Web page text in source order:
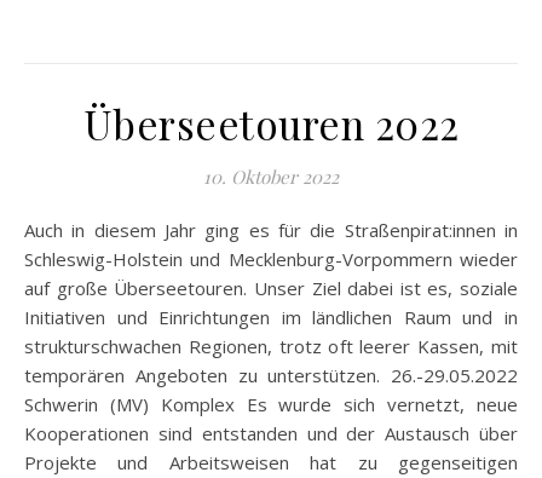
Überseetouren 2022
10. Oktober 2022
Auch in diesem Jahr ging es für die Straßenpirat:innen in
Schleswig-Holstein und Mecklenburg-Vorpommern wieder
auf große Überseetouren. Unser Ziel dabei ist es, soziale
Initiativen und Einrichtungen im ländlichen Raum und in
strukturschwachen Regionen, trotz oft leerer Kassen, mit
temporären Angeboten zu unterstützen. 26.-29.05.2022
Schwerin (MV) Komplex Es wurde sich vernetzt, neue
Kooperationen sind entstanden und der Austausch über
Projekte und Arbeitsweisen hat zu gegenseitigen